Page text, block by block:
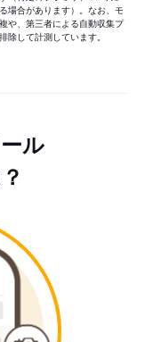
場合があります）。なお、モ
や、第三者による自動収集プ
除して計測しています。
ル